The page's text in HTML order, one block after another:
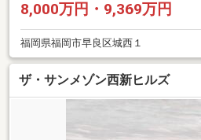
8,000万円・9,369万円
福岡県福岡市早良区城西１
ザ・サンメゾン西新ヒルズ